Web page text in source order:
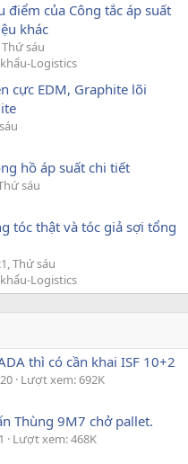
của Công tắc áp suất
khác
Thứ sáu
Logistics
cực EDM, Graphite lõi
hồ áp suất chi tiết
sáu
tóc thật và tóc giả sợi tổng
Thứ sáu
Logistics
thì có cần khai ISF 10+2
Lượt xem: 692K
Thùng 9M7 chở pallet.
Lượt xem: 468K